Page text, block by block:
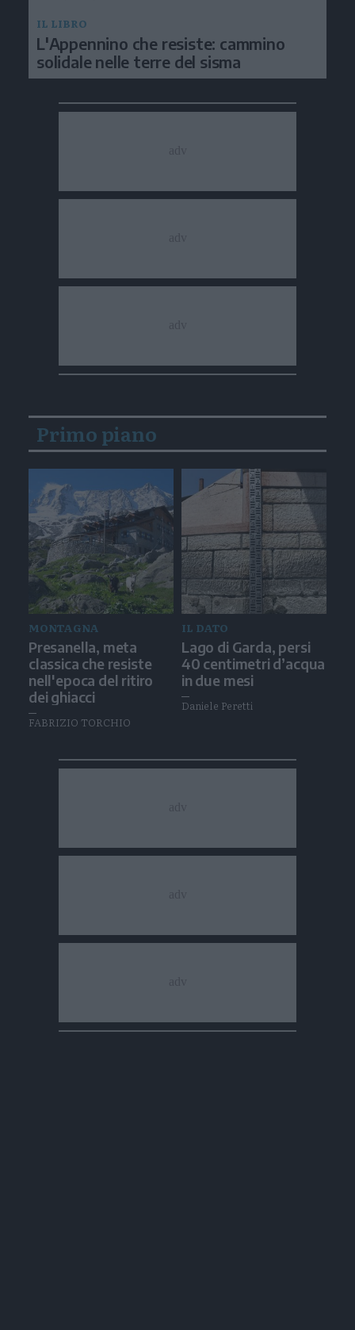
IL LIBRO
L'Appennino che resiste: cammino
solidale nelle terre del sisma
Primo piano
MONTAGNA
Presanella, meta
classica che resiste
nell'epoca del ritiro
dei ghiacci
FABRIZIO TORCHIO
IL DATO
Lago di Garda, persi
40 centimetri d’acqua
in due mesi
Daniele Peretti